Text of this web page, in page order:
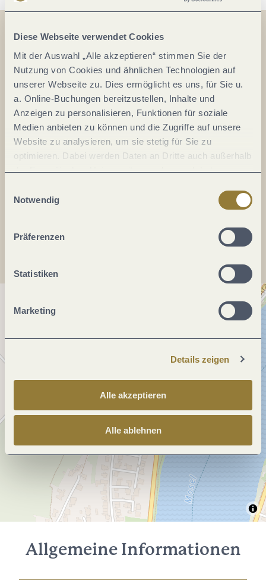
Diese Webseite verwendet Cookies
Mit der Auswahl „Alle akzeptieren“ stimmen Sie der
Nutzung von Cookies und ähnlichen Technologien auf
unserer Webseite zu. Dies ermöglicht es uns, für Sie u.
a. Online-Buchungen bereitzustellen, Inhalte und
Anzeigen zu personalisieren, Funktionen für soziale
Medien anbieten zu können und die Zugriffe auf unsere
Website zu analysieren, um sie stetig für Sie zu
optimieren. Dabei werden Daten an Dritte auch außerhalb
der Europäischen Union weitergegeben und dort
jederzeit widerrufen werden. Mit der Auswahl "Alle
ablehnen" kann es zu Beeinträchtigungen in der Nutzung
Notwendig
Präferenzen
Statistiken
Marketing
Details zeigen
Alle akzeptieren
Alle ablehnen
Auf der Karte
In der Laach 93
56072 Koblenz
DE
(0049) 0261 4030840
Allgemeine Informationen